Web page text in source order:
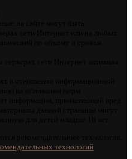
технологий